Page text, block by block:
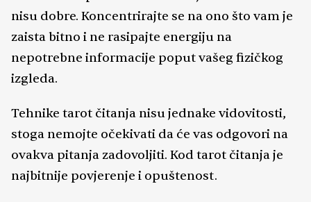
nisu dobre. Koncentrirajte se na ono što vam je
zaista bitno i ne rasipajte energiju na
nepotrebne informacije poput vašeg fizičkog
izgleda.
Tehnike tarot čitanja nisu jednake vidovitosti,
stoga nemojte očekivati da će vas odgovori na
ovakva pitanja zadovoljiti. Kod tarot čitanja je
najbitnije povjerenje i opuštenost.